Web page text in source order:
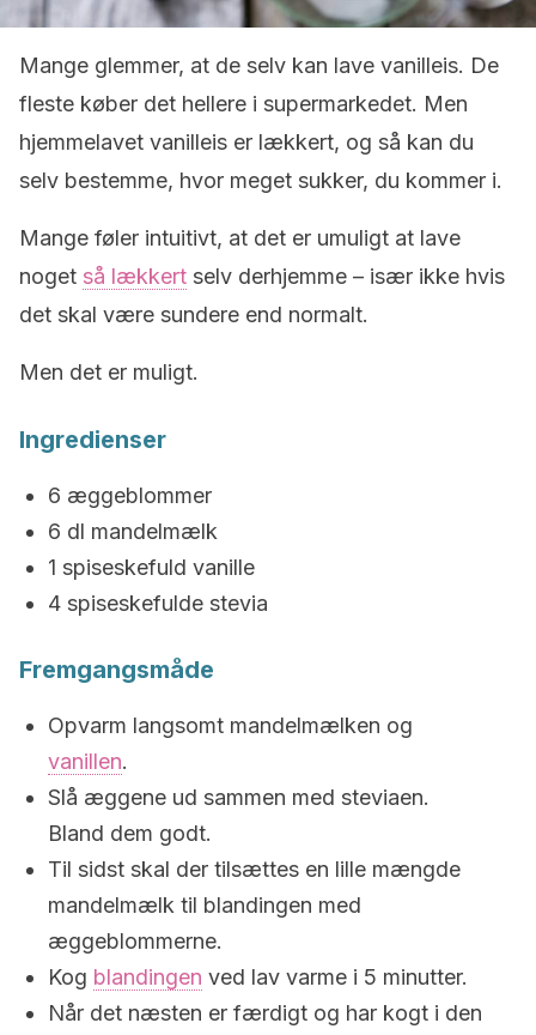
Mange glemmer, at de selv kan lave vanilleis. De
fleste køber det hellere i supermarkedet. Men
hjemmelavet vanilleis er lækkert, og så kan du
selv bestemme, hvor meget sukker, du kommer i.
Mange føler intuitivt, at det er umuligt at lave
noget så lækkert selv derhjemme – især ikke hvis
det skal være sundere end normalt.
Men det er muligt.
Ingredienser
6 æggeblommer
6 dl mandelmælk
1 spiseskefuld vanille
4 spiseskefulde stevia
Fremgangsmåde
Opvarm langsomt mandelmælken og
vanillen.
Slå æggene ud sammen med steviaen.
Bland dem godt.
Til sidst skal der tilsættes en lille mængde
mandelmælk til blandingen med
æggeblommerne.
Kog blandingen ved lav varme i 5 minutter.
Når det næsten er færdigt og har kogt i den